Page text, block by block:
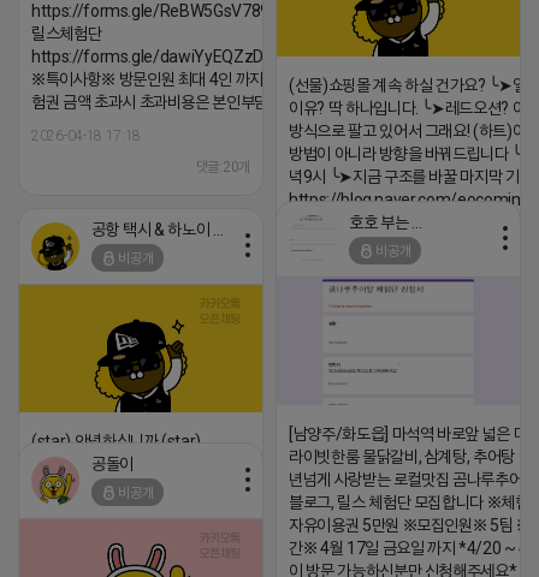
https://forms.gle/ReBW5GsV789ur2Pz6
릴스체험단
https://forms.gle/dawiYyEQZzDdqf8W8
※특이사항※ 방문인원 최대 4인 까지 가능 체
험권 금액 초과시 초과비용은 본인부담입니다.
2026-04-18 17:18
댓글:20개
(선물)쇼핑몰 계속 하실 건가요? ╰➤열
이유? 딱 하나입니다. ╰➤레드오션? 아
방식으로 팔고 있어서 그래요! (하트)이
방법이 아니라 방향을 바꿔드립니다
녁9시 ╰➤지금 구조를 바꿀 마지막 기회
https://blog.naver.com/eocomim/
2026-04-18 17:15
비공개
[남양주/화도읍] 마석역 바로앞 넓은 매
라이빗한룸 물닭갈비, 삼계탕, 추어탕 맛
년넘게 사랑받는 로컬맛집 곰나루추어
블로그, 릴스 체험단 모집합니다 ※체험
자유이용권 5만원 ※모집인원※ 5팀 ※
간※ 4월 17일 금요일 까지 *4/20 ~ 4/
이 방문 가능하신분만 신청해주세요* ※
비공개
(star) 안녕하십니까 (star)
2026-04-18 17:12
공돌이
비공개